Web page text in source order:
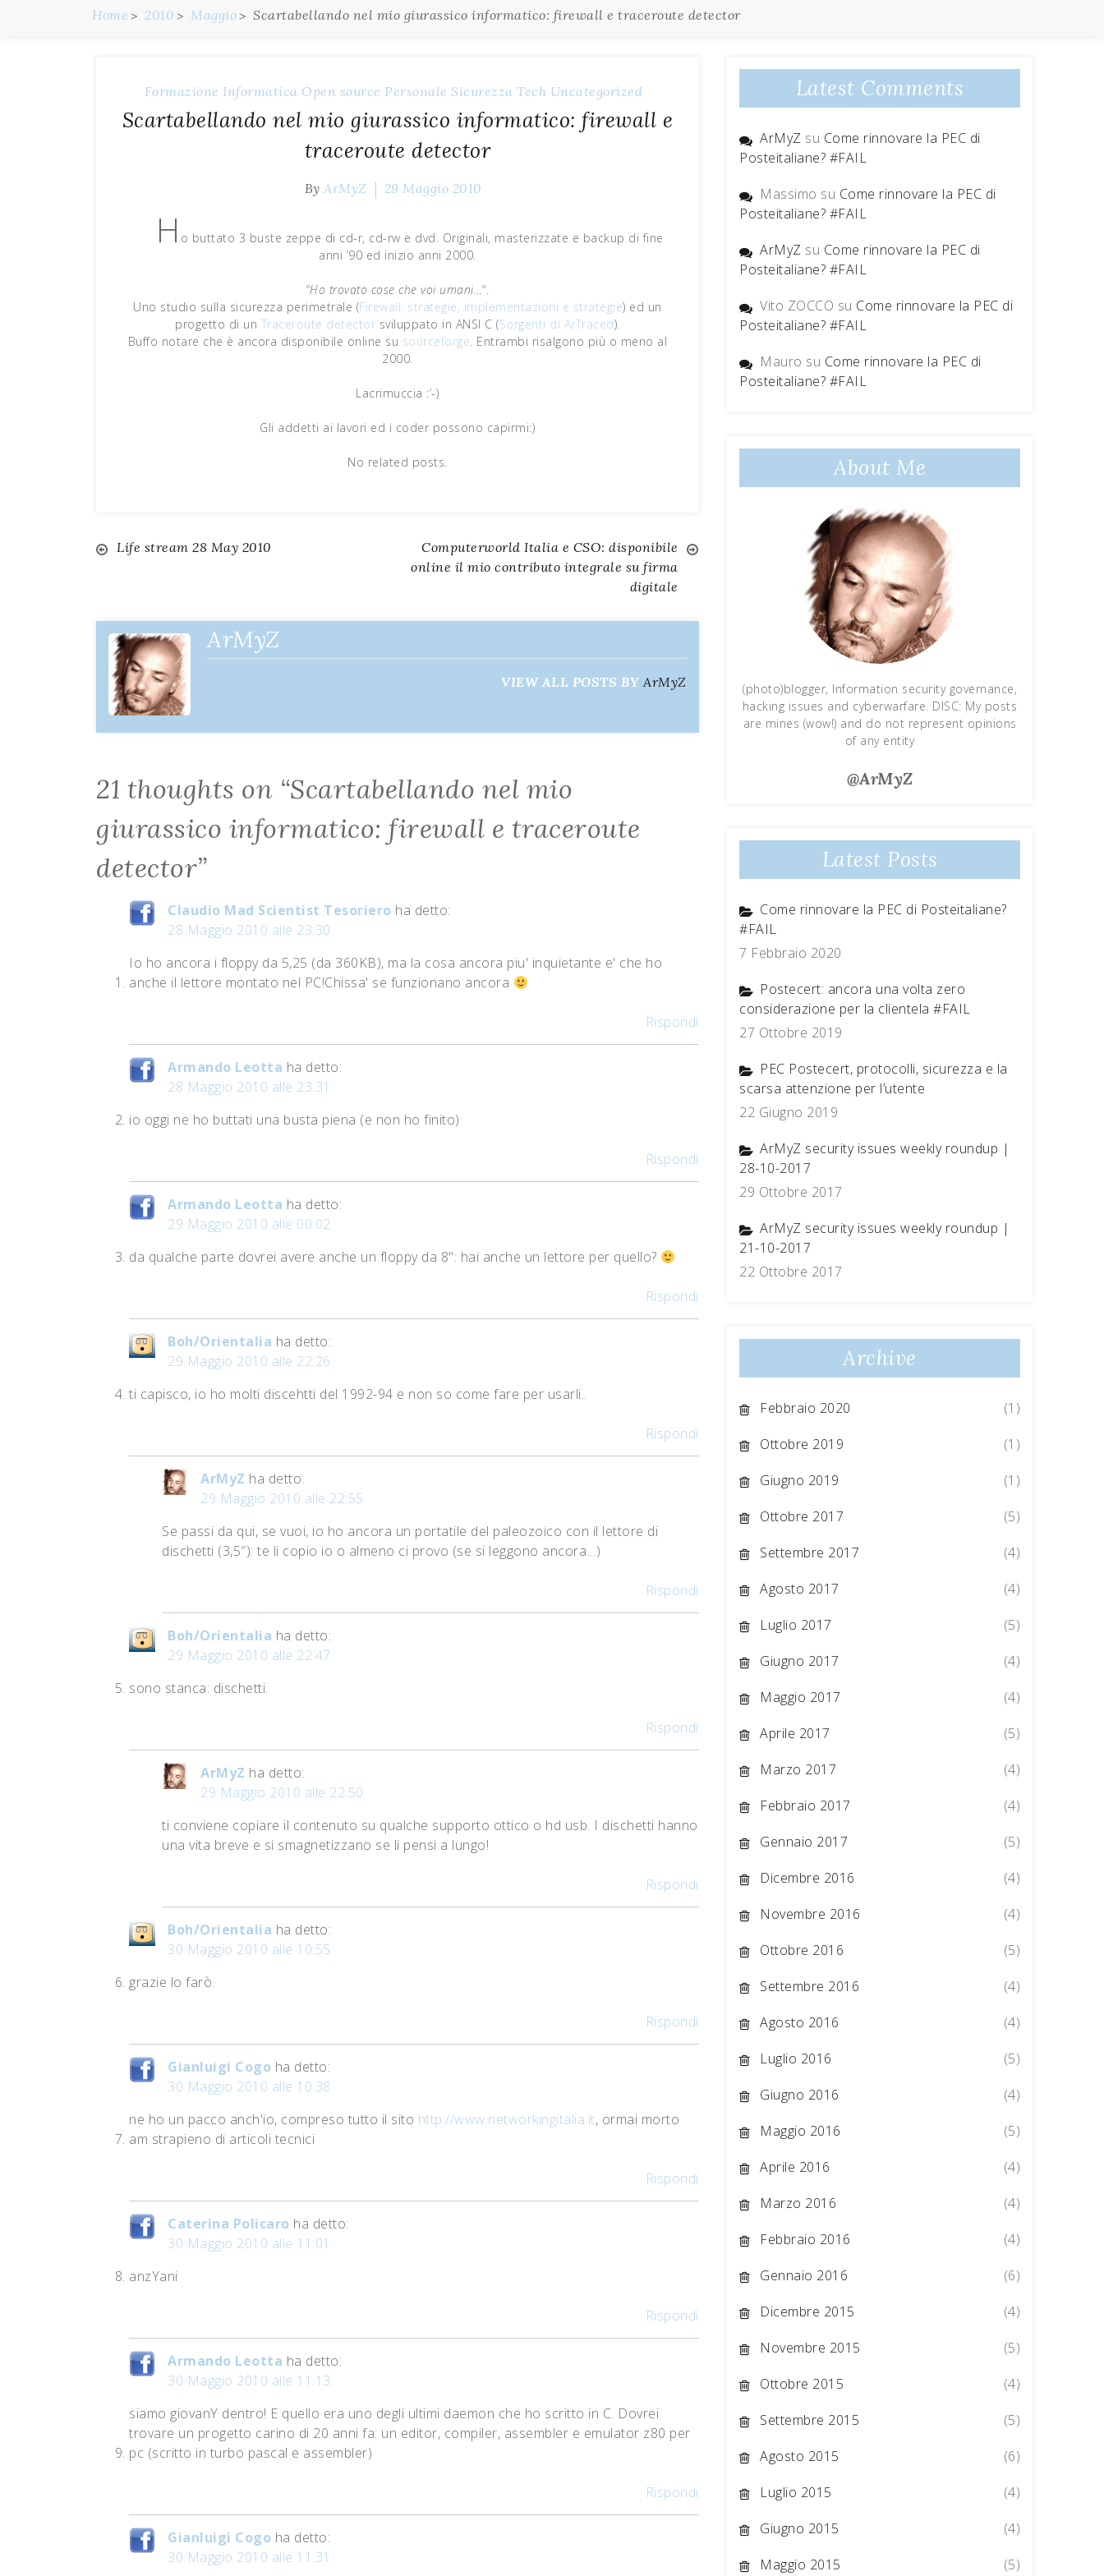
Home 2010 Maggio Scartabellando nel mio giurassico informatico: firewall e traceroute detector
Formazione Informatica Open source Personale Sicurezza Tech Uncategorized
Scartabellando nel mio giurassico informatico: firewall e
traceroute detector
ByArMyZ 29 Maggio 2010
H o buttato 3 buste zeppe di cd-r, cd-rw e dvd. Originali, masterizzate e backup di fine
anni ’90 ed inizio anni 2000.
“Ho trovato cose che voi umani…“.
Uno studio sulla sicurezza perimetrale (Firewall: strategie, implementazioni e strategie) ed un
progetto di un Traceroute detector sviluppato in ANSI C (Sorgenti di ArTraced).
Buffo notare che è ancora disponibile online su sourceforge. Entrambi risalgono più o meno al
2000.
Lacrimuccia :’-)
Gli addetti ai lavori ed i coder possono capirmi:)
No related posts.
Navigazione
Life stream 28 May 2010
Computerworld Italia e CSO: disponibile
online il mio contributo integrale su firma
digitale
ArMyZ
VIEW ALL POSTS BYArMyZ
21 thoughts on “Scartabellando nel mio
giurassico informatico: firewall e traceroute
detector”
Claudio Mad Scientist Tesoriero ha detto:
28 Maggio 2010 alle 23:30
Io ho ancora i floppy da 5,25 (da 360KB), ma la cosa ancora piu' inquietante e' che ho
anche il lettore montato nel PC!Chissa' se funzionano ancora
Rispondi
Armando Leotta ha detto:
28 Maggio 2010 alle 23:31
io oggi ne ho buttati una busta piena (e non ho finito)
Rispondi
Armando Leotta ha detto:
29 Maggio 2010 alle 00:02
da qualche parte dovrei avere anche un floppy da 8": hai anche un lettore per quello?
Rispondi
Boh/Orientalia ha detto:
29 Maggio 2010 alle 22:26
ti capisco, io ho molti discehtti del 1992-94 e non so come fare per usarli..
Rispondi
ArMyZ ha detto:
29 Maggio 2010 alle 22:55
Se passi da qui, se vuoi, io ho ancora un portatile del paleozoico con il lettore di
dischetti (3,5″): te li copio io o almeno ci provo (se si leggono ancora…)
Rispondi
Boh/Orientalia ha detto:
29 Maggio 2010 alle 22:47
sono stanca: dischetti.
Rispondi
ArMyZ ha detto:
29 Maggio 2010 alle 22:50
ti conviene copiare il contenuto su qualche supporto ottico o hd usb. I dischetti hanno
una vita breve e si smagnetizzano se li pensi a lungo!
Rispondi
Boh/Orientalia ha detto:
30 Maggio 2010 alle 10:55
grazie lo farò.
Rispondi
Gianluigi Cogo ha detto:
30 Maggio 2010 alle 10:38
ne ho un pacco anch'io, compreso tutto il sito http://www.networkingitalia.it, ormai morto
am strapieno di articoli tecnici
Rispondi
Caterina Policaro ha detto:
30 Maggio 2010 alle 11:01
anzYani
Rispondi
Armando Leotta ha detto:
30 Maggio 2010 alle 11:13
siamo giovanY dentro! E quello era uno degli ultimi daemon che ho scritto in C. Dovrei
trovare un progetto carino di 20 anni fa: un editor, compiler, assembler e emulator z80 per
pc (scritto in turbo pascal e assembler)
Rispondi
Gianluigi Cogo ha detto:
30 Maggio 2010 alle 11:31
Latest Comments
ArMyZ su Come rinnovare la PEC di
Posteitaliane? #FAIL
Massimo su Come rinnovare la PEC di
Posteitaliane? #FAIL
ArMyZ su Come rinnovare la PEC di
Posteitaliane? #FAIL
Vito ZOCCO su Come rinnovare la PEC di
Posteitaliane? #FAIL
Mauro su Come rinnovare la PEC di
Posteitaliane? #FAIL
About Me
(photo)blogger, Information security governance,
hacking issues and cyberwarfare. DISC: My posts
are mines (wow!) and do not represent opinions
of any entity
@ArMyZ
Latest Posts
Come rinnovare la PEC di Posteitaliane?
#FAIL
7 Febbraio 2020
Postecert: ancora una volta zero
considerazione per la clientela #FAIL
27 Ottobre 2019
PEC Postecert, protocolli, sicurezza e la
scarsa attenzione per l’utente
22 Giugno 2019
ArMyZ security issues weekly roundup |
28-10-2017
29 Ottobre 2017
ArMyZ security issues weekly roundup |
21-10-2017
22 Ottobre 2017
Archive
Febbraio 2020
(1)
Ottobre 2019
(1)
Giugno 2019
(1)
Ottobre 2017
(5)
Settembre 2017
(4)
Agosto 2017
(4)
Luglio 2017
(5)
Giugno 2017
(4)
Maggio 2017
(4)
Aprile 2017
(5)
Marzo 2017
(4)
Febbraio 2017
(4)
Gennaio 2017
(5)
Dicembre 2016
(4)
Novembre 2016
(4)
Ottobre 2016
(5)
Settembre 2016
(4)
Agosto 2016
(4)
Luglio 2016
(5)
Giugno 2016
(4)
Maggio 2016
(5)
Aprile 2016
(4)
Marzo 2016
(4)
Febbraio 2016
(4)
Gennaio 2016
(6)
Dicembre 2015
(4)
Novembre 2015
(5)
Ottobre 2015
(4)
Settembre 2015
(5)
Agosto 2015
(6)
Luglio 2015
(4)
Giugno 2015
(4)
Maggio 2015
(5)